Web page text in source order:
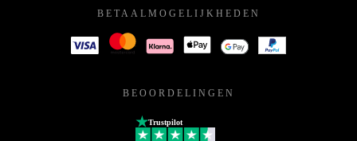
BETAALMOGELIJKHEDEN
BEOORDELINGEN
Trustpilot